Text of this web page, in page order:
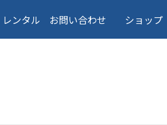
レンタル お問い合わせ ショップ